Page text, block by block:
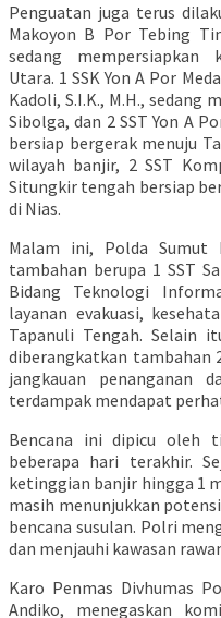
Penguatan juga terus
Makoyon B Por Tebing
sedang mempersiapkan
Utara. 1 SSK Yon A Por
Kadoli, S.I.K., M.H., sedang
Sibolga, dan 2 SST Yon A
bersiap bergerak menuju
wilayah banjir, 2 SST
Situngkir tengah bersiap
di Nias.
Malam ini, Polda Sumut
tambahan berupa 1 SST
Bidang Teknologi
layanan evakuasi,
Tapanuli Tengah. Selain
diberangkatkan tambahan
jangkauan penanganan
terdampak mendapat
Bencana ini dipicu oleh
beberapa hari terakhir.
ketinggian banjir hingga 1
masih menunjukkan
bencana susulan. Polri
dan menjauhi kawasan
Karo Penmas Divhumas
Andiko, menegaskan